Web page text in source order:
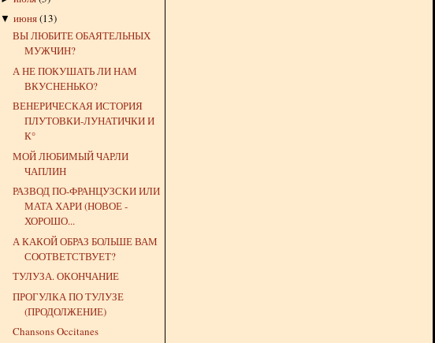
▼ июня(13)
ВЫ ЛЮБИТЕ ОБАЯТЕЛЬНЫХ
МУЖЧИН?
А НЕ ПОКУШАТЬ ЛИ НАМ
ВКУСНЕНЬКО?
ВЕНЕРИЧЕСКАЯ ИСТОРИЯ
ПЛУТОВКИ-ЛУНАТИЧКИ И
К°
МОЙ ЛЮБИМЫЙ ЧАРЛИ
ЧАПЛИН
РАЗВОД ПО-ФРАНЦУЗСКИ ИЛИ
МАТА ХАРИ (НОВОЕ -
ХОРОШО...
А КАКОЙ ОБРАЗ БОЛЬШЕ ВАМ
СООТВЕТСТВУЕТ?
ТУЛУЗА. ОКОНЧАНИЕ
ПРОГУЛКА ПО ТУЛУЗЕ
(ПРОДОЛЖЕНИЕ)
Chansons Occitanes